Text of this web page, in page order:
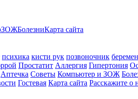
ЗОЖБолезниКарта сайта
психика кисти рук позвоночник
Простатит Аллергия Гипертония
Аптечка Советы Компьютер и ЗОЖ
Гостевая Карта сайта Расскажите о